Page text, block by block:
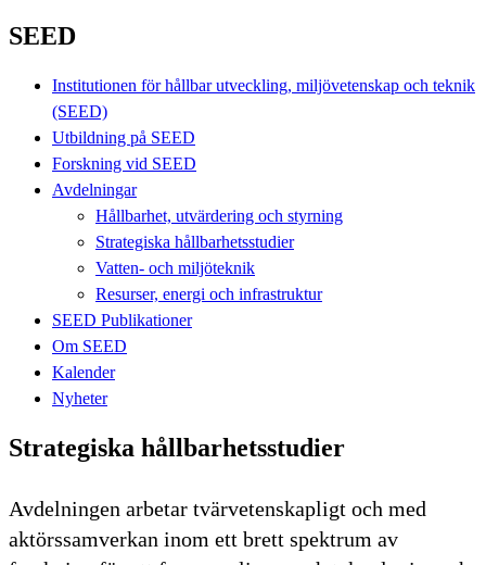
SEED
Institutionen för hållbar utveckling, miljövetenskap och teknik
(SEED)
Utbildning på SEED
Forskning vid SEED
Avdelningar
Hållbarhet, utvärdering och styrning
Strategiska hållbarhetsstudier
Vatten- och miljöteknik
Resurser, energi och infrastruktur
SEED Publikationer
Om SEED
Kalender
Nyheter
Strategiska hållbarhetsstudier
Avdelningen arbetar tvärvetenskapligt och med
aktörssamverkan inom ett brett spektrum av